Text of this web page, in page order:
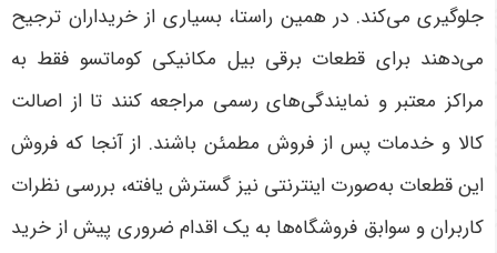
جلوگیری می‌کند. در همین راستا، بسیاری از خریداران ترجیح
می‌دهند برای قطعات برقی بیل مکانیکی کوماتسو فقط به
مراکز معتبر و نمایندگی‌های رسمی مراجعه کنند تا از اصالت
کالا و خدمات پس از فروش مطمئن باشند. از آنجا که فروش
این قطعات به‌صورت اینترنتی نیز گسترش یافته، بررسی نظرات
کاربران و سوابق فروشگاه‌ها به یک اقدام ضروری پیش از خرید